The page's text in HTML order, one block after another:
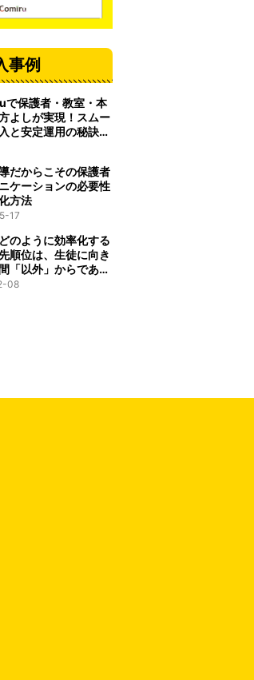
事例
保護者・教室・本
よしが実現！スムー
と安定運用の秘訣と
だからこその保護者
ケーションの必要性
方法
17
のように効率化する
順位は、生徒に向き
「以外」からである
考えました。
08